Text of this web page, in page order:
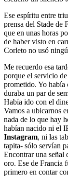
Ese espíritu entre
prensa del Stade de
que en unas horas
de haber visto en
Corleto no usó
Me recuerdo esa
porque el servicio
prometido. Yo había
duraba un par de
Había ido con el
Vamos a ubicarnos
nada de lo que hay
habían nacido ni el
Instagram, ni las
tapita- sólo servían
Encontrar una señal
oro. Ese de Francia
primero en contar